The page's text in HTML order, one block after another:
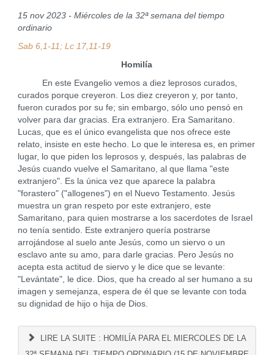
15 nov 2023 - Miércoles de la 32ª semana del tiempo
ordinario
Sab 6,1-11; Lc 17,11-19
Homilía
En este Evangelio vemos a diez leprosos curados,
curados porque creyeron. Los diez creyeron y, por tanto,
fueron curados por su fe; sin embargo, sólo uno pensó en
volver para dar gracias. Era extranjero. Era Samaritano.
Lucas, que es el único evangelista que nos ofrece este
relato, insiste en este hecho. Lo que le interesa es, en primer
lugar, lo que piden los leprosos y, después, las palabras de
Jesús cuando vuelve el Samaritano, al que llama "este
extranjero". Es la única vez que aparece la palabra
"forastero" ("allogenes") en el Nuevo Testamento. Jesús
muestra un gran respeto por este extranjero, este
Samaritano, para quien mostrarse a los sacerdotes de Israel
no tenía sentido. Este extranjero quería postrarse
arrojándose al suelo ante Jesús, como un siervo o un
esclavo ante su amo, para darle gracias. Pero Jesús no
acepta esta actitud de siervo y le dice que se levante:
"Levántate", le dice. Dios, que ha creado al ser humano a su
imagen y semejanza, espera de él que se levante con toda
su dignidad de hijo o hija de Dios.
LIRE LA SUITE : HOMILÍA PARA EL MIERCOLES DE LA